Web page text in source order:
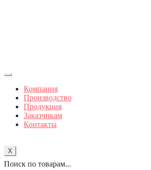
Компания
Производство
Продукция
Заказчикам
Контакты
X
Поиск по товарам...